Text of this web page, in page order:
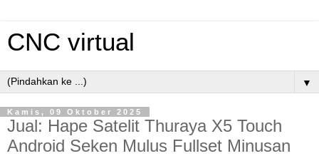
CNC virtual
▼
Kamis, 09 Oktober 2025
Jual: Hape Satelit Thuraya X5 Touch
Android Seken Mulus Fullset Minusan